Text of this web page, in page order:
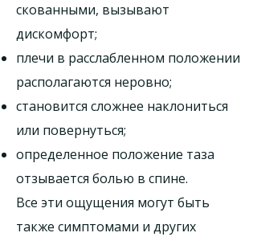
скованными, вызывают
дискомфорт;
плечи в расслабленном положении
располагаются неровно;
становится сложнее наклониться
или повернуться;
определенное положение таза
отзывается болью в спине.
Все эти ощущения могут быть
также симптомами и других